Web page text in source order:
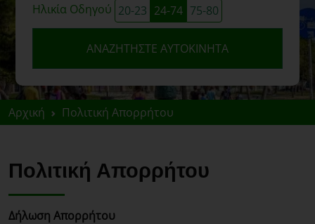
Ηλικία Οδηγού 20-23 24-74 75-80
ΑΝΑΖΗΤΉΣΤΕ ΑΥΤΟΚΊΝΗΤΑ
Αρχική Πολιτική Απορρήτου
Πολιτική Απορρήτου
Δήλωση Απορρήτου